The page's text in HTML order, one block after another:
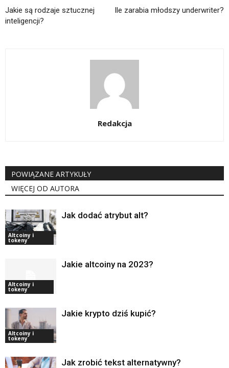
Jakie są rodzaje sztucznej
inteligencji?
Ile zarabia młodszy underwriter?
Redakcja
POWIĄZANE ARTYKUŁY
WIĘCEJ OD AUTORA
Altcoiny i
tokeny
Jak dodać atrybut alt?
Altcoiny i
tokeny
Jakie altcoiny na 2023?
Altcoiny i
tokeny
Jakie krypto dziś kupić?
Jak zrobić tekst alternatywny?